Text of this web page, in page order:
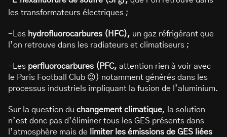
6
les transformateurs électriques ;
-Les hydrofluorocarbures (HFC), un gaz réfrigérant que
l’on retrouve dans les radiateurs et climatiseurs ;
-Les perfluorocarbures (PFC, attention rien à voir avec
le Paris Football Club 😉) notamment générés dans les
processus industriels impliquant la fusion de l’aluminium.
Sur la question du changement climatique, la solution
n’est donc pas d’éliminer tous les GES présents dans
l’atmosphère mais de limiter les émissions de GES liées